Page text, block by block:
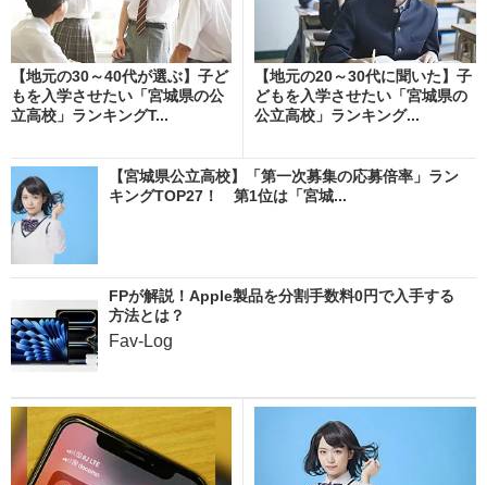
【地元の30～40代が選ぶ】子ど
もを入学させたい「宮城県の公
立高校」ランキングT...
【地元の20～30代に聞いた】子
どもを入学させたい「宮城県の
公立高校」ランキング...
【宮城県公立高校】「第一次募集の応募倍率」ラン
キングTOP27！ 第1位は「宮城...
FPが解説！Apple製品を分割手数料0円で入手する
方法とは？
Fav-Log